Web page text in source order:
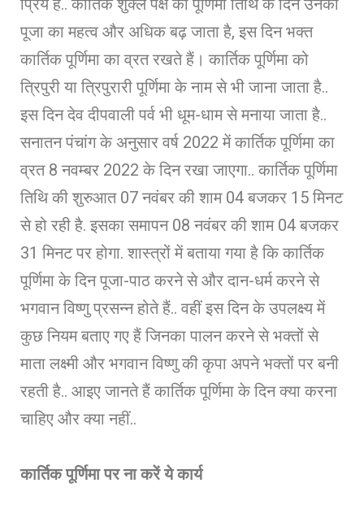
पूजा का महत्व और अधिक बढ़ जाता है, इस दिन भक्त
कार्तिक पूर्णिमा का व्रत रखते हैं। कार्तिक पूर्णिमा को
त्रिपुरी या त्रिपुरारी पूर्णिमा के नाम से भी जाना जाता है..
इस दिन देव दीपवाली पर्व भी धूम-धाम से मनाया जाता है..
सनातन पंचांग के अनुसार वर्ष 2022 में कार्तिक पूर्णिमा का
व्रत 8 नवम्बर 2022 के दिन रखा जाएगा.. कार्तिक पूर्णिमा
तिथि की शुरुआत 07 नवंबर की शाम 04 बजकर 15 मिनट
से हो रही है. इसका समापन 08 नवंबर की शाम 04 बजकर
31 मिनट पर होगा. शास्त्रों में बताया गया है कि कार्तिक
पूर्णिमा के दिन पूजा-पाठ करने से और दान-धर्म करने से
भगवान विष्णु प्रसन्न होते हैं.. वहीं इस दिन के उपलक्ष्य में
कुछ नियम बताए गए हैं जिनका पालन करने से भक्तों से
माता लक्ष्मी और भगवान विष्णु की कृपा अपने भक्तों पर बनी
रहती है.. आइए जानते हैं कार्तिक पूर्णिमा के दिन क्या करना
चाहिए और क्या नहीं..
कार्तिक पूर्णिमा पर ना करें ये कार्य